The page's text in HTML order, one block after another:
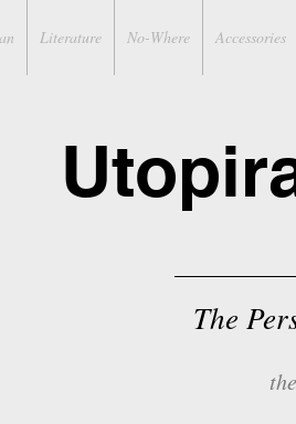
Literature No-Where Accessories
The